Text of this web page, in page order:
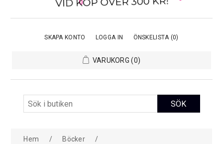
SKAPA KONTO LOGGA IN ÖNSKELISTA (0)
VARUKORG (0)
Hem / Böcker /